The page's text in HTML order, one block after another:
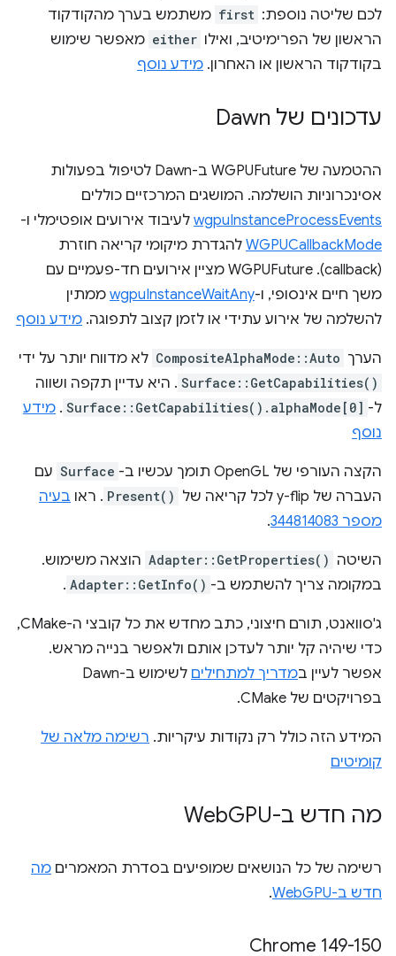
לכם שליטה נוספת: first משתמש בערך מהקודקוד
הראשון של הפרימיטיב, ואילו either מאפשר שימוש
בקודקוד הראשון או האחרון. מידע נוסף
עדכונים של Dawn
ההטמעה של WGPUFuture ב-Dawn לטיפול בפעולות
אסינכרוניות הושלמה. המושגים המרכזיים כוללים
wgpuInstanceProcessEvents לעיבוד אירועים אופטימלי ו-
WGPUCallbackMode להגדרת מיקומי קריאה חוזרת
(callback). ‫WGPUFuture מציין אירועים חד-פעמיים עם
משך חיים אינסופי, ו-wgpuInstanceWaitAny ממתין
להשלמה של אירוע עתידי או לזמן קצוב לתפוגה. מידע נוסף
הערך CompositeAlphaMode::Auto לא מדווח יותר על ידי
Surface::GetCapabilities() . היא עדיין תקפה ושווה
ל- Surface::GetCapabilities().alphaMode[0]
. מידע
נוסף
הקצה העורפי של OpenGL תומך עכשיו ב- Surface עם
העברה של y-flip לכל קריאה של
Present() . ראו בעיה
מספר 344814083
.
השיטה Adapter::GetProperties() הוצאה משימוש.
במקומה צריך להשתמש ב- Adapter::GetInfo()
.
ג'סוואנט, תורם חיצוני, כתב מחדש את כל קובצי ה-CMake,
כדי שיהיה קל יותר לעדכן אותם ולאפשר בנייה מראש.
אפשר לעיין במדריך למתחילים
לשימוש ב-Dawn
בפרויקטים של CMake.
המידע הזה כולל רק נקודות עיקריות. רשימה מלאה של
קומיטים
מה חדש ב-WebGPU
רשימה של כל הנושאים שמופיעים בסדרת המאמרים מה
חדש ב-WebGPU
.
‫Chrome 149-150